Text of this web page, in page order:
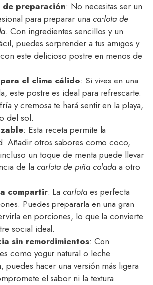
de preparación: No necesitas ser un
para preparar una carlota de
. Con ingredientes sencillos y un
puedes sorprender a tus amigos y
este delicioso postre en menos de
el clima cálido: Si vives en una
este postre es ideal para refrescarte.
y cremosa te hará sentir en la playa,
del sol.
: Esta receta permite la
Añadir otros sabores como coco,
un toque de menta puede llevar
de la carlota de piña colada a otro
compartir: La carlota es perfecta
Puedes prepararla en una gran
en porciones, lo que la convierte
social ideal.
sin remordimientos: Con
como yogur natural o leche
puedes hacer una versión más ligera
el sabor ni la textura.